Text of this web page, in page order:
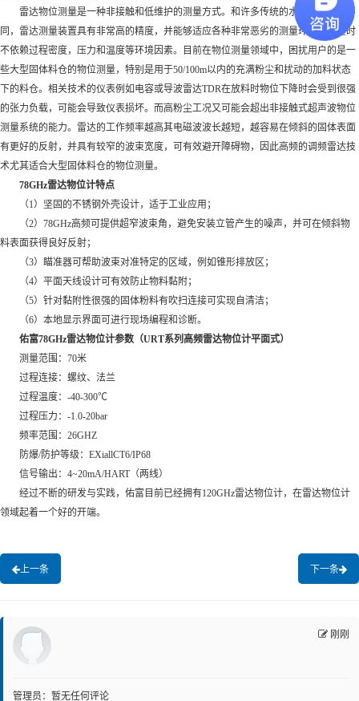
雷达物位测量是一种非接触和低维护的测量方式。和许多传统的水平测量工艺不
同，雷达测量装置具有非常高的精度，并能够适应各种非常恶劣的测量环境，测量时
不依赖过程密度，压力和温度等环境因素。目前在物位测量领域中，困扰用户的是一
些大型固体料仓的物位测量，特别是用于50/100m以内的充满粉尘和扰动的加料状态
下的料仓。相关技术的仪表例如电容或导波雷达TDR在放料时物位下降时会受到很强
的张力负载，可能会导致仪表损坏。而高粉尘工况又可能会超出非接触式超声波物位
测量系统的能力。雷达的工作频率越高其电磁波波长越短，越容易在倾斜的固体表面
有更好的反射，并具有较窄的波束宽度，可有效避开障碍物，因此高频的调频雷达技
术尤其适合大型固体料仓的物位测量。
78GHz雷达物位计特点
（1）坚固的不锈钢外壳设计，适于工业应用；
（2）78GHz高频可提供超窄波束角，避免安装立管产生的噪声，并可在倾斜物
料表面获得良好反射；
（3）瞄准器可帮助波束对准特定的区域，例如锥形排放区；
（4）平面天线设计可有效防止物料黏附；
（5）针对黏附性很强的固体粉料有吹扫连接可实现自清洁；
（6）本地显示界面可进行现场编程和诊断。
佑富78GHz雷达物位计参数（URT系列高频雷达物位计平面式）
测量范围：70米
过程连接：螺纹、法兰
过程温度：-40-300℃
过程压力：-1.0-20bar
频率范围：26GHZ
防爆/防护等级：EXiallCT6/IP68
信号输出：4~20mA/HART（两线）
经过不断的研发与实践，佑富目前已经拥有120GHz雷达物位计，在雷达物位计
领域起着一个好的开端。
上一条 下一条
刚刚
管理员：暂无任何评论